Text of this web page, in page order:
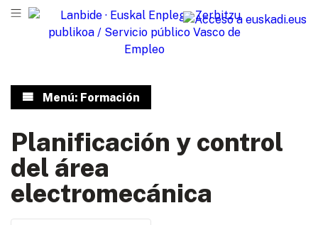
Menú: Formación
Planificación y control
del área
electromecánica